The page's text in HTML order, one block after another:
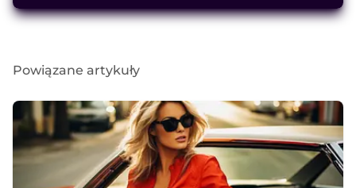
Powiązane artykuły